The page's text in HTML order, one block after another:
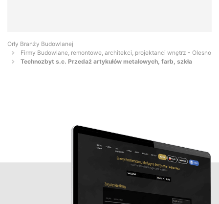
Orły Branży Budowlanej
Firmy Budowlane, remontowe, architekci, projektanci wnętrz - Olesno
Technozbyt s.c. Przedaż artykułów metalowych, farb, szkła